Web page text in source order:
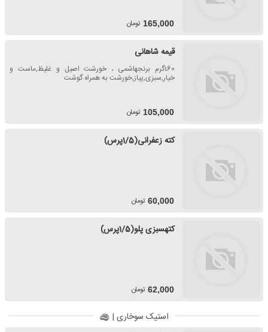
165,000 تومان
قیمه شاهانی
160گرم برنجهاشمی ، خورشت اصیل و غلیظ,ماست و
خیار,سبزی,پیاز,خورشت به همراه گوشت
105,000 تومان
کته زعفرانی(1/5پرس)
60,000 تومان
کتهسبزی پلو(1/5پرس)
62,000 تومان
استیک سوخاری |